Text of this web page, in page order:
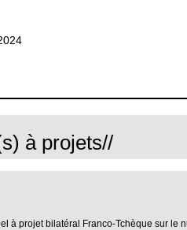
à projets//
à projet bilatéral Franco-Tchèque sur le